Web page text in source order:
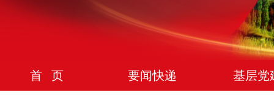
首 页 要闻快递 基层党